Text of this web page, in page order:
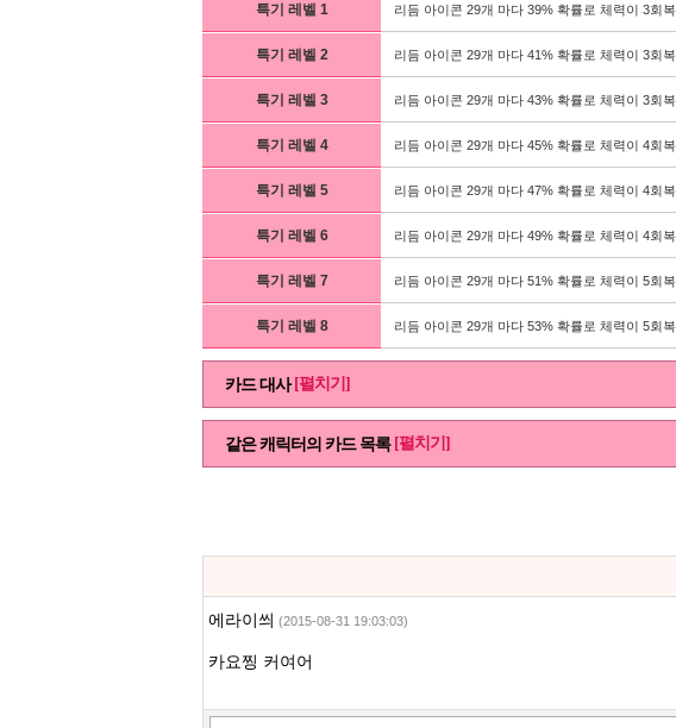
특기 레벨 1 리듬 아이콘 29개 마다 39% 확률로 체력이 3회복
특기 레벨 2 리듬 아이콘 29개 마다 41% 확률로 체력이 3회복
특기 레벨 3 리듬 아이콘 29개 마다 43% 확률로 체력이 3회복
특기 레벨 4 리듬 아이콘 29개 마다 45% 확률로 체력이 4회복
특기 레벨 5 리듬 아이콘 29개 마다 47% 확률로 체력이 4회복
특기 레벨 6 리듬 아이콘 29개 마다 49% 확률로 체력이 4회복
특기 레벨 7 리듬 아이콘 29개 마다 51% 확률로 체력이 5회복
특기 레벨 8 리듬 아이콘 29개 마다 53% 확률로 체력이 5회복
카드 대사 [펼치기]
같은 캐릭터의 카드 목록 [펼치기]
에라이씌 (2015-08-31 19:03:03)
카요찡 커여어